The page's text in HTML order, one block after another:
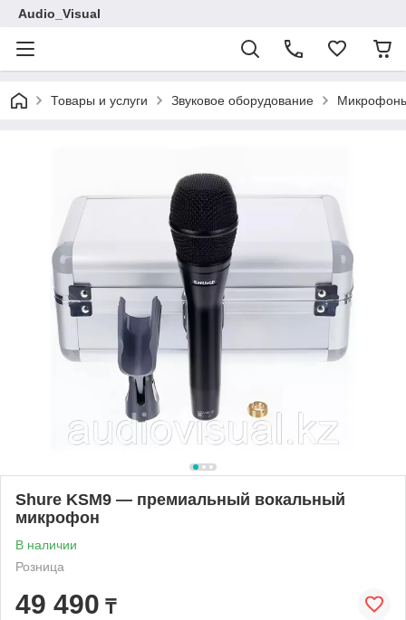
Audio_Visual
Товары и услуги Звуковое оборудование
Shure KSM9 — премиальный вокальный
микрофон
В наличии
Розница
49 490 ₸